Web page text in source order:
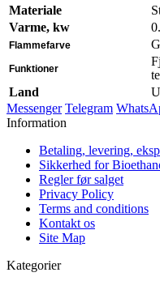
Materiale
Varme, kw
Flammefarve
Funktioner
Land
Messenger Telegram
Information
Betaling, levering,
Sikkerhed for
Regler før salget
Privacy Policy
Terms and conditions
Kontakt os
Site Map
Kategorier